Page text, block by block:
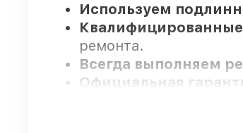
Используем
ремонта.
Всегда выполняем
Официальная